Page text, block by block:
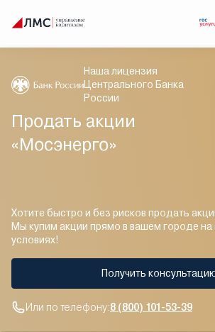
Наша лицензия
Центрального Банка
России
Продать акции
«Мосэнерго»
Хотите быстро и без рисков продать
Мы купим акции прямо в вашем городе
условиях!
Получить
Или по телефону:8 (800) 101-53-39